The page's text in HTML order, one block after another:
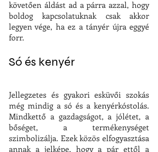
követően áldást ad a párra azzal, hogy
boldog kapcsolatuknak csak akkor
legyen vége, ha ez a tányér újra eggyé
forr.
Só és kenyér
Jellegzetes és gyakori esküvői szokás
még mindig a só és a kenyérkóstolás.
Mindkettő a gazdagságot, a jólétet, a
bőséget, a termékenységet
szimbolizálja. Ezek közös elfogyasztása
annak a jelképe, hogy a pár ettől a